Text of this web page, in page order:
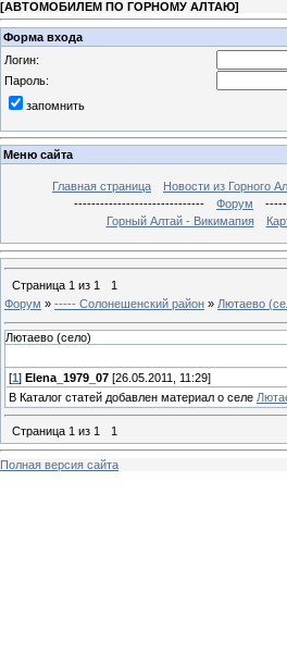
[АВТОМОБИЛЕМ ПО ГОРНОМУ АЛТАЮ]
Форма входа
Логин:
Пароль:
запомнить
Меню сайта
Главная страница Новости из Горного
------------------------------
Форум
Горный Алтай - Викимапия
Страница 1 из 1
1
Форум » ----- Солонешенский район » Лютаево
Лютаево (село)
[1 ] Elena_1979_07 [26.05.2011, 11:29]
В Каталог статей добавлен материал о селе
Страница 1 из 1 1
Полная версия сайта